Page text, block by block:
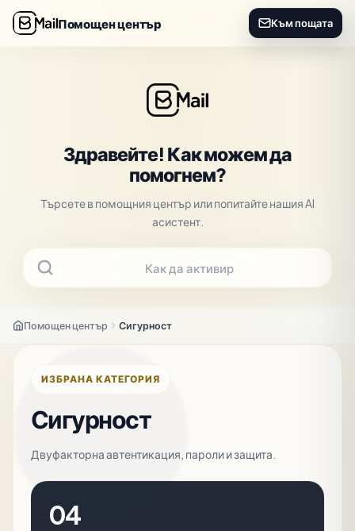
Помощен център Към пощата
Здравейте! Как можем да
помогнем?
Търсете в помощния център или попитайте нашия AI
асистент.
Как да активирам 2F
Помощен център Сигурност
ИЗБРАНА КАТЕГОРИЯ
Сигурност
Двуфакторна автентикация, пароли и защита.
04